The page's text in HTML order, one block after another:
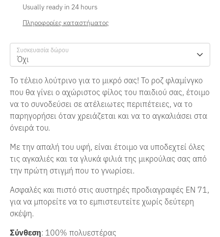
Usually ready in 24 hours
Πληροφορίες καταστήματος
Συσκευασία δώρου
Όχι
Το τέλειο λούτρινο για το μικρό σας! Το ροζ φλαμίνγκο
που θα γίνει ο αχώριστος φίλος του παιδιού σας, έτοιμο
να το συνοδεύσει σε ατέλειωτες περιπέτειες, να το
παρηγορήσει όταν χρειάζεται και να το αγκαλιάσει στα
όνειρά του.
Με την απαλή του υφή, είναι έτοιμο να υποδεχτεί όλες
τις αγκαλιές και τα γλυκά φιλιά της μικρούλας σας από
την πρώτη στιγμή που το γνωρίσει.
Ασφαλές και πιστό στις αυστηρές προδιαγραφές EN 71,
για να μπορείτε να το εμπιστευτείτε χωρίς δεύτερη
σκέψη.
Σύνθεση: 100% πολυεστέρας